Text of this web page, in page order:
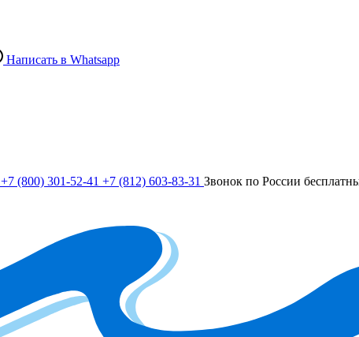
Написать в Whatsapp
+7 (800) 301-52-41 +7 (812) 603-83-31 Звонок по России